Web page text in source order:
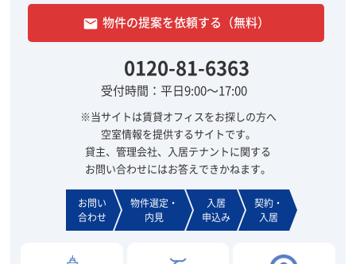
email 物件の提案を依頼する（無料）
0120-81-6363
受付時間：平日9:00～17:00
※当サイトは賃貸オフィスをお探しの方へ
空室情報を提供するサイトです。
貸主、管理会社、入居テナントに関する
お問い合わせにはお答えできかねます。
お問い
合わせ
物件選定・
内見
入居
申込み
契約・
入居